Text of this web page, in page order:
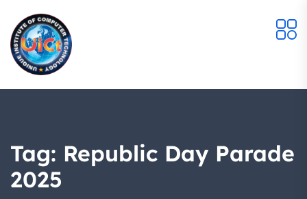
Tag: Republic Day Parade
2025